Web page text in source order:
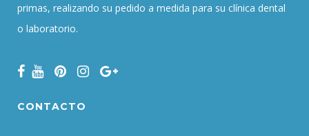
primas, realizando su pedido a medida para su clínica dental
o laboratorio.
CONTACTO